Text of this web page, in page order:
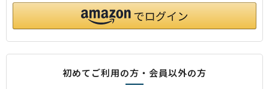
初めてご利用の方・会員以外の方